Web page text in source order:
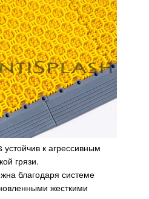
к агрессивным
грязи.
благодаря системе
жесткими